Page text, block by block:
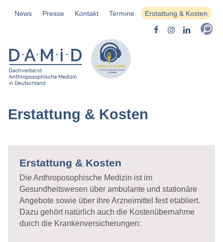
News Presse Kontakt Termine Erstattung & Kosten
Erstattung & Kosten
Erstattung & Kosten
Die Anthroposophische Medizin ist im
Gesundheitswesen über ambulante und stationäre
Angebote sowie über ihre Arzneimittel fest etabliert.
Dazu gehört natürlich auch die Kostenübernahme
durch die Krankenversicherungen: